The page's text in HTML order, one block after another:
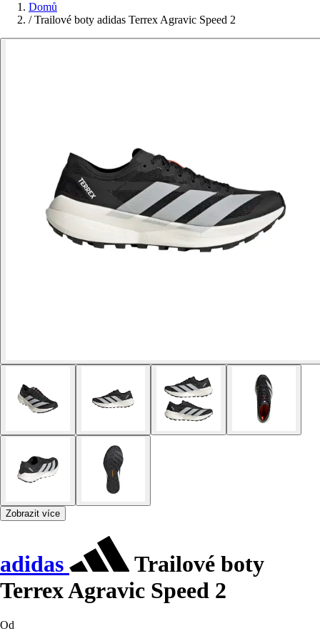
Domů
/ Trailové boty adidas Terrex Agravic Speed 2
Zobrazit více
adidas
Trailové boty
Terrex Agravic Speed 2
Od